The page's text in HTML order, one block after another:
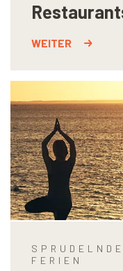
WEITER
FERIEN